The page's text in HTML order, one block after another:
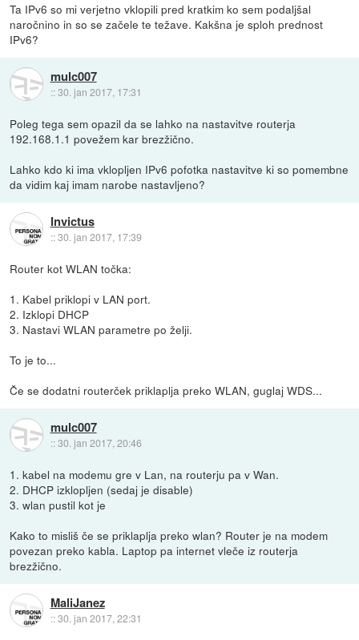
Ta IPv6 so mi verjetno vklopili pred kratkim ko sem podaljšal
naročnino in so se začele te težave. Kakšna je sploh prednost
IPv6?
mulc007
::30. jan 2017, 17:31
Poleg tega sem opazil da se lahko na nastavitve routerja
192.168.1.1 povežem kar brezžično.
Lahko kdo ki ima vklopljen IPv6 pofotka nastavitve ki so pomembne
da vidim kaj imam narobe nastavljeno?
Invictus
::30. jan 2017, 17:39
Router kot WLAN točka:
1. Kabel priklopi v LAN port.
2. Izklopi DHCP
3. Nastavi WLAN parametre po želji.
To je to...
Če se dodatni routerček priklaplja preko WLAN, guglaj WDS...
mulc007
::30. jan 2017, 20:46
1. kabel na modemu gre v Lan, na routerju pa v Wan.
2. DHCP izklopljen (sedaj je disable)
3. wlan pustil kot je
Kako to misliš če se priklaplja preko wlan? Router je na modem
povezan preko kabla. Laptop pa internet vleče iz routerja
brezžično.
MaliJanez
::30. jan 2017, 22:31